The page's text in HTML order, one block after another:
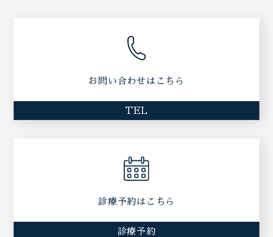
お問い合わせはこちら
TEL
診療予約はこちら
診療予約